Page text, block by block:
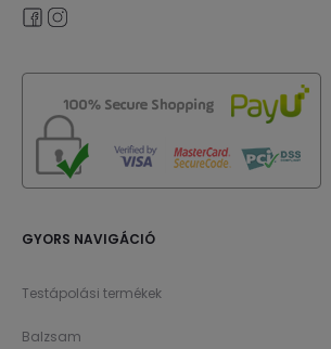
GYORS NAVIGÁCIÓ
Testápolási termékek
Balzsam